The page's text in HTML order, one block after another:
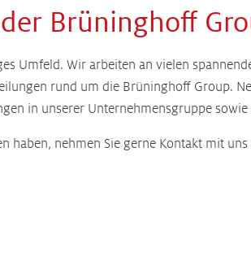
Brüninghoff
Umfeld. Wir arbeiten an vielen
rund um die Brüninghoff Group.
in unserer Unternehmensgruppe
haben, nehmen Sie gerne Kontakt mit uns